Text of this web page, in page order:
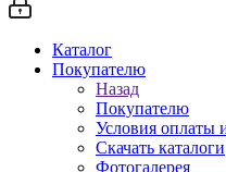
Каталог
Покупателю
Назад
Покупателю
Условия оплаты
Скачать каталоги
Фотогалерея